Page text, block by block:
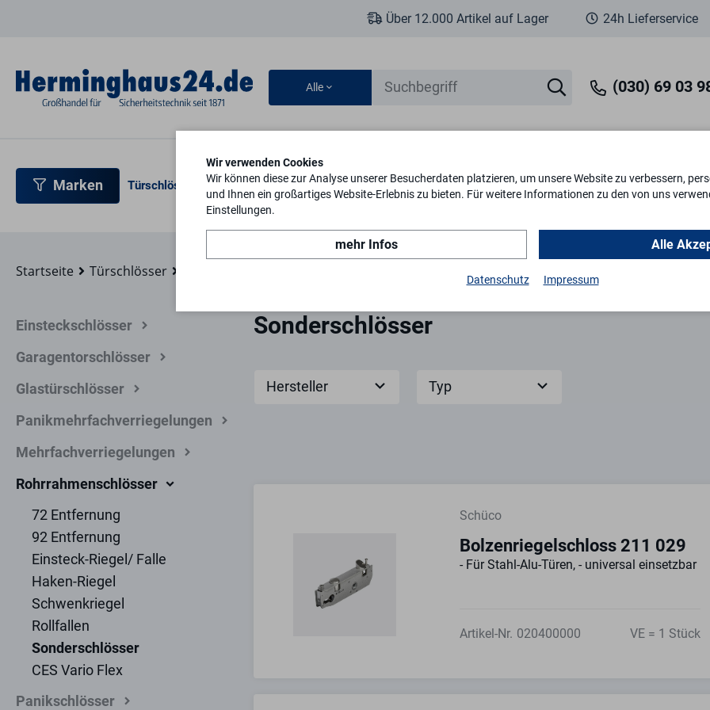
Über 12.000 Artikel auf Lager 24h Lieferservice
Alle (030) 69 03
Marken Türschlösser Türbeschläge Türsicherheit Fenstersicherheit Schlösser & Zylinder Briefkästen
Startseite Türschlösser
Einsteckschlösser
Garagentorschlösser
Glastürschlösser
Panikmehrfachverriegelungen
Mehrfachverriegelungen
Rohrrahmenschlösser
72 Entfernung
92 Entfernung
Einsteck-Riegel/ Falle
Haken-Riegel
Schwenkriegel
Rollfallen
Sonderschlösser
CES Vario Flex
Panikschlösser
Sonderschlösser
Hersteller Typ
Schüco
Bolzenriegelschloss 211 029
- Für Stahl-Alu-Türen, - universal einsetzbar
Artikel-Nr. 020400000 VE = 1 Stück
Wir verwenden Cookies
Wir können diese zur Analyse unserer Besucherdaten platzieren, um unsere Website zu verbessern,
und Ihnen ein großartiges Website-Erlebnis zu bieten. Für weitere Informationen zu den von uns
Einstellungen.
mehr Infos Alle
Datenschutz Impressum